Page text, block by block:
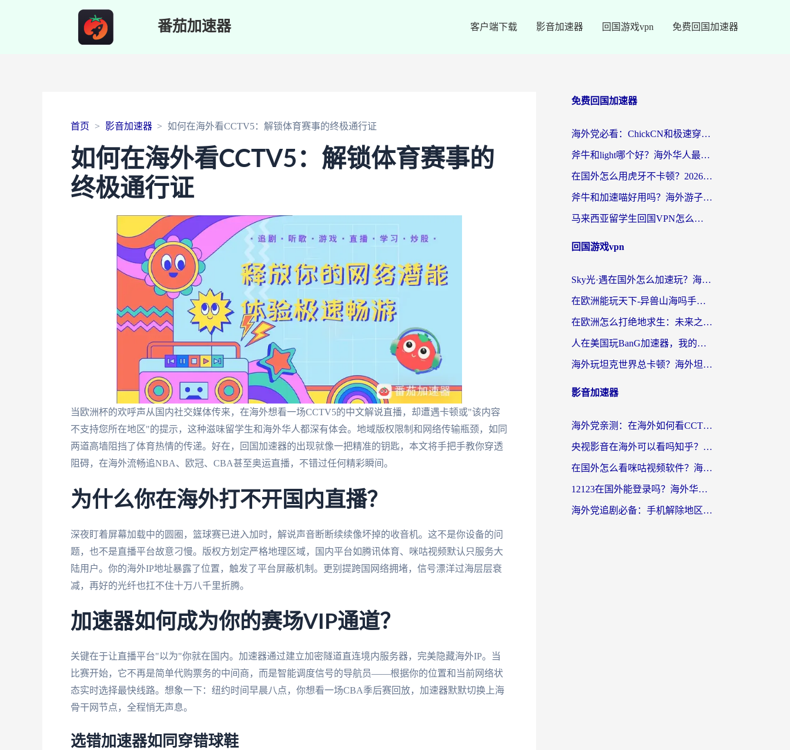
番茄加速器 客户端下载 影音加速器 回国游戏vpn 免费回国加速器
首页 影音加速器 如何在海外看CCTV5：解锁体育赛事的终极通行证
如何在海外看CCTV5：解锁体育赛事的
终极通行证
当欧洲杯的欢呼声从国内社交媒体传来，在海外想看一场CCTV5的中文解说直播，却遭遇卡顿或"该内容
不支持您所在地区"的提示，这种滋味留学生和海外华人都深有体会。地域版权限制和网络传输瓶颈，如同
两道高墙阻挡了体育热情的传递。好在，回国加速器的出现就像一把精准的钥匙，本文将手把手教你穿透
阻碍，在海外流畅追NBA、欧冠、CBA甚至奥运直播，不错过任何精彩瞬间。
为什么你在海外打不开国内直播？
深夜盯着屏幕加载中的圆圈，篮球赛已进入加时，解说声音断断续续像坏掉的收音机。这不是你设备的问
题，也不是直播平台故意刁慢。版权方划定严格地理区域，国内平台如腾讯体育、咪咕视频默认只服务大
陆用户。你的海外IP地址暴露了位置，触发了平台屏蔽机制。更别提跨国网络拥堵，信号漂洋过海层层衰
减，再好的光纤也扛不住十万八千里折腾。
加速器如何成为你的赛场VIP通道？
关键在于让直播平台"以为"你就在国内。加速器通过建立加密隧道直连境内服务器，完美隐藏海外IP。当
比赛开始，它不再是简单代购票务的中间商，而是智能调度信号的导航员——根据你的位置和当前网络状
态实时选择最快线路。想象一下：纽约时间早晨八点，你想看一场CBA季后赛回放，加速器默默切换上海
骨干网节点，全程悄无声息。
选错加速器如同穿错球鞋
免费回国加速器
海外党必看：ChickCN和极速穿梭VPN好用吗？3招教你选对回国加速器无缝刷国内资源
斧牛和light哪个好？海外华人最关心的回国加速器选择难题，一篇讲透
在国外怎么用虎牙不卡顿？2026海外华人亲测有效的回国加速器选择指南
斧牛和加速喵好用吗？海外游子的真实选择困境
马来西亚留学生回国VPN怎么选？3个避坑点+1款实测好用的加速器推荐
回国游戏vpn
Sky光·遇在国外怎么加速玩？海外党亲测有效的国服游戏加速指南
在欧洲能玩天下-异兽山海吗手游？海外玩家的加速器生存指南
在欧洲怎么打绝地求生：未来之役不卡？留学生亲测的加速器避坑指南
人在美国玩BanG加速器，我的延迟终于绿了
海外玩坦克世界总卡顿？海外坦克世界加速器有哪些？实测好用的选择在这里
影音加速器
海外党亲测：在海外如何看CCTV？告别“仅限大陆播放”的实用指南
央视影音在海外可以看吗知乎？留学生亲测：3步解决地域限制+追剧自由
在国外怎么看咪咕视频软件？海外党亲测有效的回国加速方案
12123在国外能登录吗？海外华人必看的回国加速实用指南
海外党追剧必备：手机解除地区限制app怎么选？解决央视视频&国内剧地区限制全指南